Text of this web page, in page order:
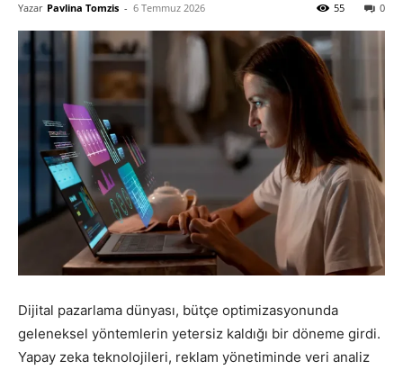
Pazarlaması
–
SEO,
Yazar Pavlina Tomzis - 6 Temmuz 2026 0
55
Dijital pazarlama dünyası, bütçe optimizasyonunda
geleneksel yöntemlerin yetersiz kaldığı bir döneme girdi.
Yapay zeka teknolojileri, reklam yönetiminde veri analiz